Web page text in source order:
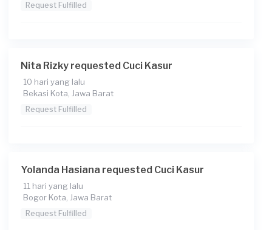
Request Fulfilled
Nita Rizky requested Cuci Kasur
10 hari yang lalu
Bekasi Kota, Jawa Barat
Request Fulfilled
Yolanda Hasiana requested Cuci Kasur
11 hari yang lalu
Bogor Kota, Jawa Barat
Request Fulfilled